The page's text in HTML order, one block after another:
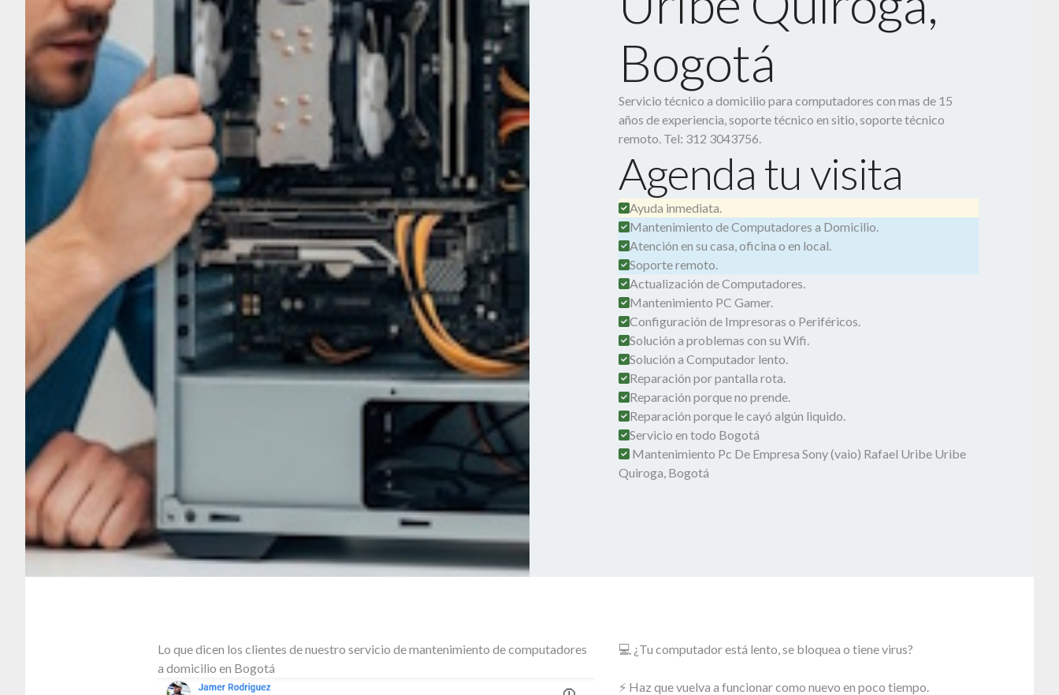
Bogotá
Servicio técnico a domicilio para computadores con mas de 15
años de experiencia, soporte técnico en sitio, soporte técnico
remoto. Tel: 312 3043756.
Agenda tu visita
Ayuda inmediata.
Mantenimiento de Computadores a Domicilio.
Atención en su casa, oficina o en local.
Soporte remoto.
Actualización de Computadores.
Mantenimiento PC Gamer.
Configuración de Impresoras o Periféricos.
Solución a problemas con su Wifi.
Solución a Computador lento.
Reparación por pantalla rota.
Reparación porque no prende.
Reparación porque le cayó algún liquido.
Servicio en todo Bogotá
Mantenimiento Pc De Empresa Sony (vaio) Rafael Uribe Uribe
Quiroga, Bogotá
Lo que dicen los clientes de nuestro servicio de mantenimiento de computadores
a domicilio en Bogotá
💻 ¿Tu computador está lento, se bloquea o tiene virus?
⚡ Haz que vuelva a funcionar como nuevo en poco tiempo.